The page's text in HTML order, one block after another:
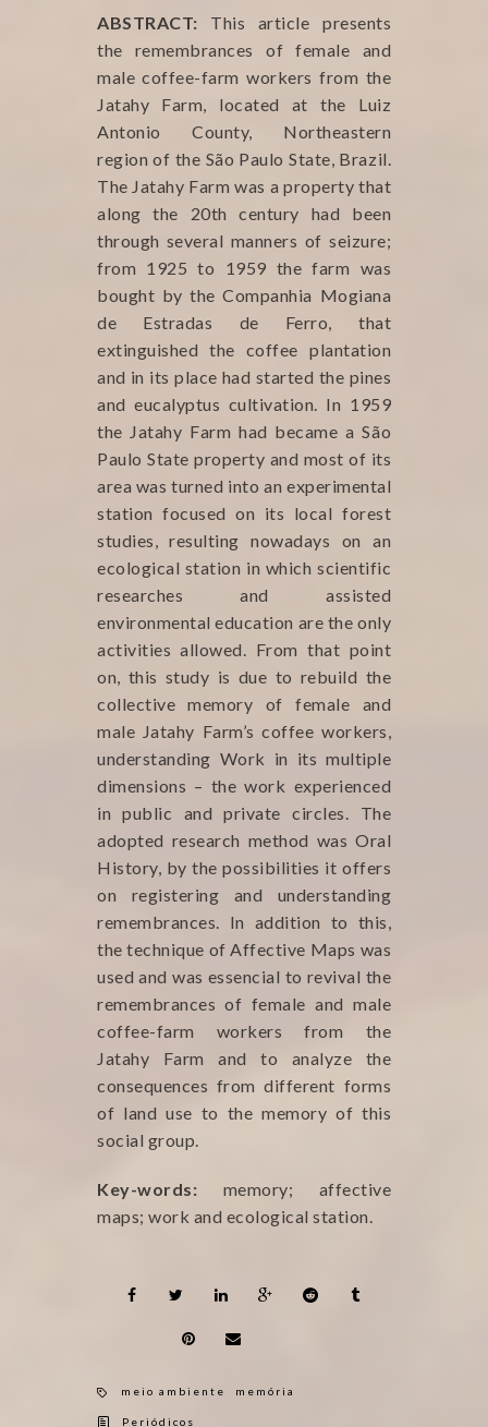
ABSTRACT: This article presents
the remembrances of female and
male coffee-farm workers from the
Jatahy Farm, located at the Luiz
Antonio County, Northeastern
region of the São Paulo State, Brazil.
The Jatahy Farm was a property that
along the 20th century had been
through several manners of seizure;
from 1925 to 1959 the farm was
bought by the Companhia Mogiana
de Estradas de Ferro, that
extinguished the coffee plantation
and in its place had started the pines
and eucalyptus cultivation. In 1959
the Jatahy Farm had became a São
Paulo State property and most of its
area was turned into an experimental
station focused on its local forest
studies, resulting nowadays on an
ecological station in which scientific
researches and assisted
environmental education are the only
activities allowed. From that point
on, this study is due to rebuild the
collective memory of female and
male Jatahy Farm’s coffee workers,
understanding Work in its multiple
dimensions – the work experienced
in public and private circles. The
adopted research method was Oral
History, by the possibilities it offers
on registering and understanding
remembrances. In addition to this,
the technique of Affective Maps was
used and was essencial to revival the
remembrances of female and male
coffee-farm workers from the
Jatahy Farm and to analyze the
consequences from different forms
of land use to the memory of this
social group.
Key-words: memory; affective
maps; work and ecological station.
meio ambiente memória
Periódicos